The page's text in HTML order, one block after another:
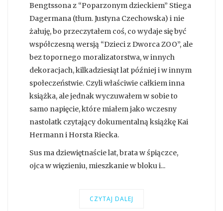
Bengtssona z “Poparzonym dzieckiem” Stiega
Dagermana (tłum. Justyna Czechowska) i nie
żałuję, bo przeczytałem coś, co wydaje się być
współczesną wersją “Dzieci z Dworca ZOO”, ale
bez topornego moralizatorstwa, w innych
dekoracjach, kilkadziesiąt lat później i w innym
społeczeństwie. Czyli właściwie całkiem inna
książka, ale jednak wyczuwałem w sobie to
samo napięcie, które miałem jako wczesny
nastolatk czytający dokumentalną książkę Kai
Hermann i Horsta Riecka.
Sus ma dziewiętnaście lat, brata w śpiączce,
ojca w więzieniu, mieszkanie w bloku i...
CZYTAJ DALEJ